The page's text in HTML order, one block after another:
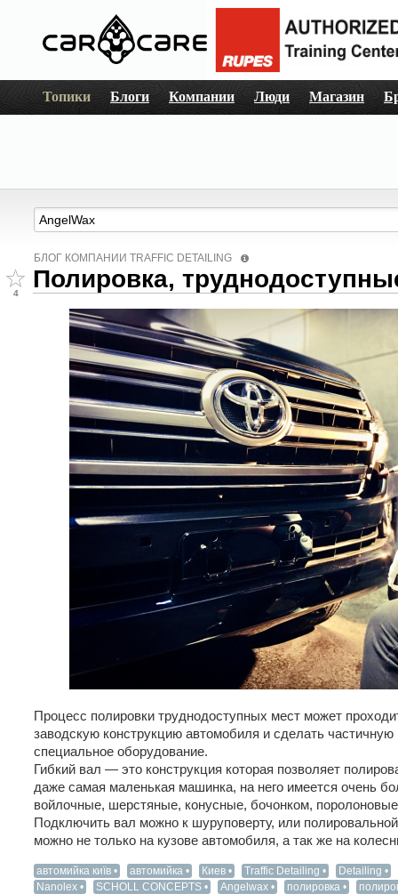
Топики Блоги Компании Люди Магазин
БЛОГ КОМПАНИИ TRAFFIC DETAILING
4
Полировка,
Процесс полировки труднодоступных мест может
заводскую конструкцию автомобиля и сделать
специальное оборудование.
Гибкий вал — это конструкция которая позволяет
даже самая маленькая машинка, на него имеется очень
войлочные, шерстяные, конусные, бочонком,
Подключить вал можно к шуруповерту, или
можно не только на кузове автомобиля, а так же на
автомийка київ автомийка Киев Traffic Detailing
Detailing‬
Nanolex
SCHOLL CONCEPTS Angelwax полировка